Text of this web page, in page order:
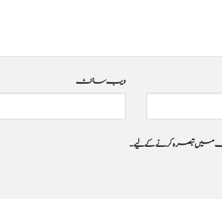
ویب‌ سائٹ
جب میں تبصرہ کرنے کےلیے۔